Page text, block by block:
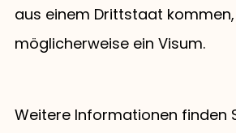
aus einem Drittstaat
möglicherweise ein Visum.
Weitere Informationen finden